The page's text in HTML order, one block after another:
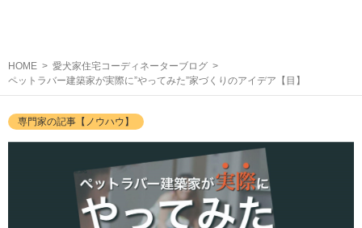
HOME
愛犬家住宅コーディネーターブログ
ペットラバー建築家が実際に”やってみた”家づくりのアイデア【目】
専門家の記事【ノウハウ】